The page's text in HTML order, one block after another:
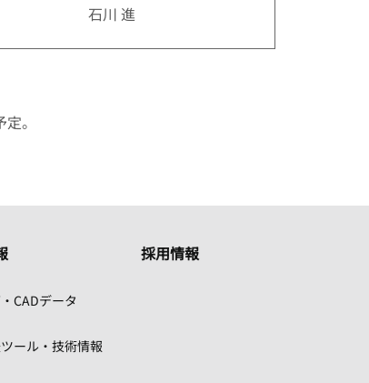
石川 進
。
CADデータ
ール・技術情報
採用情報